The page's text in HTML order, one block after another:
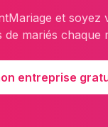
et soyez
de mariés chaque
entreprise